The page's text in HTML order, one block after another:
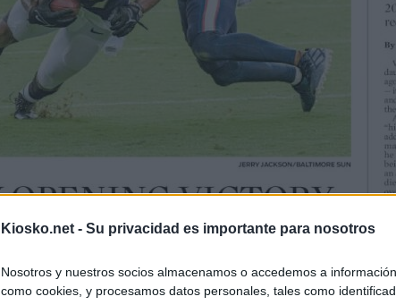
Kiosko.net - Su privacidad es importante para nosotros
Nosotros y nuestros socios almacenamos o accedemos a
como cookies, y procesamos datos personales, tales como